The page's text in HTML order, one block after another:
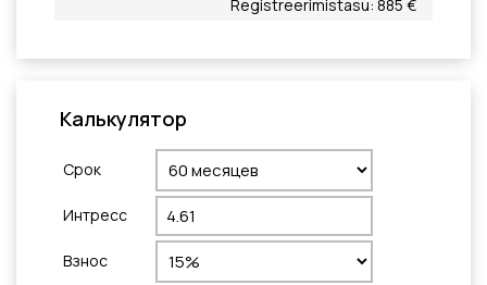
Registreerimistasu: 885 €
Калькулятор
Cрок
Интресс
Взнос